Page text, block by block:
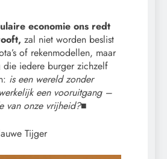
economie ons redt
zal niet worden beslist
of rekenmodellen, maar
die iedere burger zichzelf
is een wereld zonder
een vooruitgang –
van onze vrijheid?■
Tijger